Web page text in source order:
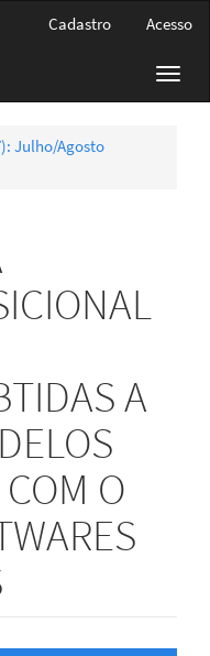
Cadastro Acesso
Julho/Agosto
A
O